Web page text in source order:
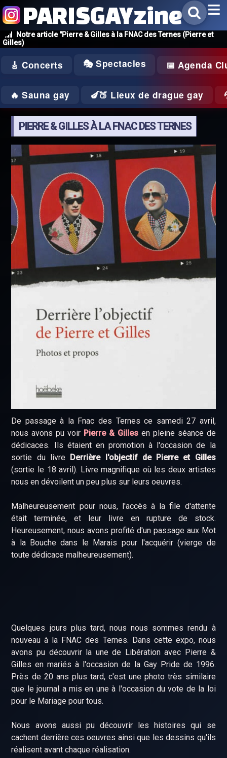
Notre article "Pierre & Gilles à la FNAC des Ternes (Pierre et
Gilles)
PARISGAYzine
🎸 Concerts 🎭 Spectacles 📅 Agenda
🔥 Sauna gay 🍆🍑 Lieux de drague gay
PIERRE & GILLES À LA FNAC DES TERNES
De passage à la Fnac des Ternes ce samedi 27 avril,
nous avons pu voir Pierre & Gillesen pleine séance de
dédicaces. Ils étaient en promotion à l'occasion de la
sortie du livre Derrière l'objectif de Pierre et Gilles
(sortie le 18 avril). Livre magnifique où les deux artistes
nous en dévoilent un peu plus sur leurs oeuvres.
Malheureusement pour nous, l'accès à la file d'attente
était terminée, et leur livre en rupture de stock.
Heureusement, nous avons profité d'un passage aux Mot
à la Bouche dans le Marais pour l'acquérir (vierge de
toute dédicace malheureusement).
Quelques jours plus tard, nous nous sommes rendu à
nouveau à la FNAC des Ternes. Dans cette expo, nous
avons pu découvrir la une de Libération avec Pierre &
Gilles en mariés à l'occasion de la Gay Pride de 1996.
Près de 20 ans plus tard, c'est une photo très similaire
que le journal a mis en une à l'occasion du vote de la loi
pour le Mariage pour tous.
Nous avons aussi pu découvrir les histoires qui se
cachent derrière ces oeuvres ainsi que les dessins qu'ils
réalisent avant chaque réalisation.